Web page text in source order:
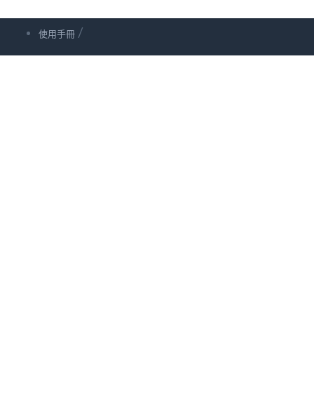
使用手冊 /